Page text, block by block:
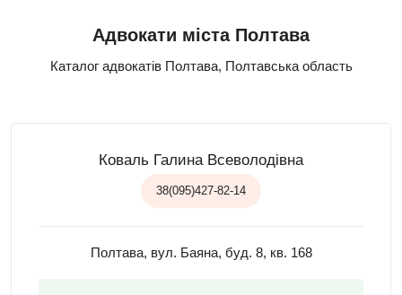
Адвокати міста Полтава
Каталог адвокатів Полтава, Полтавська область
Коваль Галина Всеволодівна
38(095)427-82-14
Полтава, вул. Баяна, буд. 8, кв. 168